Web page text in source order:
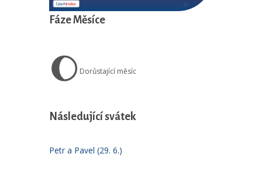
Fáze Měsíce
🌔 Dorůstající měsíc
Následující svátek
Petr a Pavel (29. 6.)